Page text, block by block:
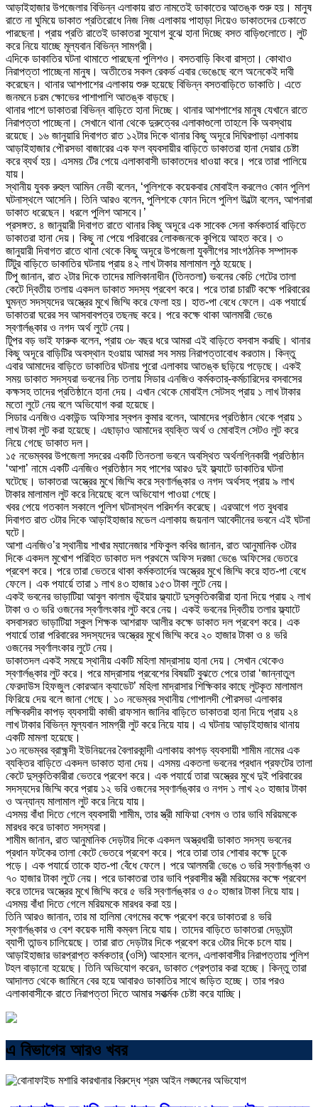
আড়াইহাজার উপজেলার বিভিন্ন এলাকায় রাত নামতেই ডাকাতের আতঙ্ক শুরু হয়। মানুষ
রাতে না ঘুমিয়ে ডাকাত প্রতিরোধে নিজ নিজ এলাকায় পাহাড়া দিয়েও ডাকাতদের ঢেকাতে
পারছেনা। প্রায় প্রতি রাতেই ডাকাতরা সুযোগ বুঝে হানা দিচ্ছে বসত বাড়িগুলোতে। লুট
করে নিয়ে যাচ্ছে মূল্যবান বিভিন্ন সামগ্রী।
এদিকে ডাকাতির ঘটনা থামাতে পারছেনা পুলিশও। বসতবাড়ি কিংবা রাস্তা। কোথাও
নিরাপত্তা পাচ্ছেনা মানুষ। অতীতের সকল রেকর্ড এবার ভেঙেছে বলে অনেকেই দাবী
করেছেন। থানার আশপাশের এলাকায় শুরু হয়েছে বিভিন্ন বসতবাড়িতে ডাকাতি। এতে
জনমনে চরম ক্ষোভের পাশাপাশি আতঙ্ক বাড়ছে।
থানার পাশে ডাকাতরা বিভিন্ন বাড়িতে হানা দিচ্ছে। থানার আশপাশের মানুষ যেখানে রাতে
নিরাপত্তা পাচ্ছেনা। সেখানে থানা থেকে দুরুত্বের এলাকাগুলো তাহলে কি অবস্থায়
রয়েছে। ১৬ জানুয়ারি দিবাগত রাত ১২টার দিকে থানার কিছু অদূরে দিঘিরপাড়া এলাকায়
আড়াইহাজার পৌরসভা বাজারের এক ফল ব্যবসায়ীর বাড়িতে ডাকাতরা হানা দেয়ার চেষ্টা
করে ব্যর্থ হয়। এসময় টেঁর পেয়ে এলাকাবাসী ডাকাতদের ধাওয়া করে। পরে তারা পালিয়ে
যায়।
স্থানীয় যুবক রুহুল আমিন নেভী বলেন, ‘পুলিশকে কয়েকবার মোবাইল করলেও কোন পুলিশ
ঘটনাস্থলে আসেনি। তিনি আরও বলেন, পুলিশকে ফোন দিলে পুলিশ উল্টো বলেন, আপনারা
ডাকাত ধরেছেন। ধরলে পুলিশ আসবে।’
প্রসঙ্গত. ৪ জানুয়ারী দিবাগত রাতে থানার কিছু অদূরে এক সাবেক সেনা কর্মকতার্র বাড়িতে
ডাকাতরা হানা দেয়। কিছু না পেয়ে পরিবারের লোকজনকে কুপিয়ে আহত করে। ৩
জানুয়ারী দিবাগত রাতে থানা থেকে কিছু অদূরে উপজেলা যুবলীগের সাংগঠনিক সম্পাদক
টিটুর বাড়িতে ডাকাতির ঘটনায় প্রায় ৪২ লাখ টাকার মালামাল লুঠ হয়েছে।
টিপু জানান, রাত ২টার দিকে তাদের মালিকানাধীন (তিনতলা) ভবনের কেচি গেটের তালা
কেটে দ্বিতীয় তলায় একদল ডাকাত সদস্য প্রবেশ করে। পরে তারা চারটি কক্ষে পরিবারের
ঘুমন্ত সদস্যদের অস্ত্রের মুখে জিম্মি করে ফেলা হয়। হাত-পা বেধে ফেলে। এক পযার্য়ে
ডাকাতরা ঘরের সব আসবাবপত্র তছনছ করে। পরে কক্ষে থাকা আলমারী ভেঙে
স্বণার্লঙ্কার ও নগদ অর্থ লুটে নেয়।
টিুপর বড় ভাই ফারুক বলেন, প্রায় ৩৮ বছর ধরে আমরা এই বাড়িতে বসবাস করছি। থানার
কিছু অদূরে বাড়িটির অবস্থান হওয়ায় আমরা সব সময় নিরাপত্তাবোধ করতাম। কিন্তু
এবার আমাদের বাড়িতে ডাকাতির ঘটনায় পুরো এলাকায় আতঙ্ক ছড়িয়ে পড়েছে। একই
সময় ডাকাত সদস্যরা ভবনের নিচ তলায় সিডার এনজিও কর্মকতার্-কর্মচারিদের বসবাসের
কক্ষসহ তাদের প্রতিষ্ঠানে হানা দেয়। এখান থেকে মোবাইল সেটসহ প্রায় ১ লাখ টাকার
মতো লুটে নেয় বলে অভিযোগ করা হয়েছে।
সিডার এনজিও একাউন্ড অফিসার স্বপন কুমার বলেন, আমাদের প্রতিষ্ঠান থেকে প্রায় ১
লাখ টাকা লুট করা হয়েছে। এছাড়াও আমাদের ব্যক্তি অর্থ ও মোবাইল সেটও লুট করে
নিয়ে গেছে ডাকাত দল।
১৫ নভেম্ববর উপজেলা সদরের একটি তিনতলা ভবনে অবস্থিত অর্থলগ্নিকারী প্রতিষ্ঠান
‘আশা’ নামে একটি এনজিও প্রতিষ্ঠান সহ পাশের আরও দুই ফ্ল্যাটে ডাকাতির ঘটনা
ঘটেছে। ডাকাতরা অস্ত্রের মুখে জিম্মি করে স্বণার্লঙ্কার ও নগদ অর্থসহ প্রায় ৯ লাখ
টাকার মালামাল লুট করে নিয়েছে বলে অভিযোগ পাওয়া গেছে।
খবর পেয়ে গতকাল সকালে পুলিশ ঘটনাস্থল পরিদর্শন করেছে। এরআগে গত বুধবার
দিবাগত রাত ৩টার দিকে আড়াইহাজার মডেল এলাকায় জয়নাল আবেদীনের ভবনে এই ঘটনা
ঘটে।
আশা এনজিও’র স্থানীয় শাখার ম্যানেজার শফিকুল কবির জানান, রাত আনুমানিক ৩টার
দিকে একদল মুখোশ পরিহিত ডাকাত দল প্রথমে অফিস দরজা ভেঙে অফিসের ভেতরে
প্রবেশ করে। পরে তারা ভেতরে থাকা কর্মকতার্দের অস্ত্রের মুখে জিম্মি করে হাত-পা বেধে
ফেলে। এক পযার্য়ে তারা ১ লাখ ৪৩ হাজার ১৫৩ টাকা লুটে নেয়।
একই ভবনের ভাড়াটিয়া আবুল কালাম ভূঁইয়ার ফ্ল্যাটে দুস্কৃতিকারীরা হানা দিয়ে প্রায় ২ লাখ
টাকা ও ৩ ভরি ওজনের স্বর্ণালংকার লুট করে নেয়। একই ভবনের দ্বিতীয় তলার ফ্ল্যাটে
বসবাসরত ভাড়াটিয়া স্কুল শিক্ষক আশরাফ আলীর কক্ষে ডাকাত দল প্রবেশ করে। এক
পযার্য়ে তারা পরিবারের সদস্যদের অস্ত্রের মুখে জিম্মি করে ২০ হাজার টাকা ও ৪ ভরি
ওজনের স্বর্ণালংকার লুটে নেয়।
ডাকাতদল একই সময়ে স্থানীয় একটি মহিলা মাদ্রাসায় হানা দেয়। সেখান থেকেও
স্বণার্লঙ্কার লুট করে। পরে মাদ্রাসায় প্রবেশের বিষয়টি বুঝতে পেরে তারা ‘জান্নাতুল
ফেরদাউস হিফজুল কোরআন ক্যাডেট’ মহিলা মাদ্রাসার শিক্ষিকার কাছে লুটকৃত মালামাল
ফিরিয়ে দেয় বলে জানা গেছে। ১০ নভেম্বর স্থানীয় গোপালদী পৌরসভা এলাকার
লক্ষিবরদীর কাপড় ব্যবসায়ী কাজী রাফসান জানির বাড়িতে ডাকাতরা হানা দিয়ে প্রায় ২৪
লাখ টাকার বিভিন্ন মূল্যবান সামগ্রী লুট করে নিয়ে যায়। এ ঘটনায় আড়াইহাজার থানায়
একটি মামলা হয়েছে।
১৩ নভেম্বর ব্রাহ্মন্দী ইউনিয়নের বৈলারকান্দী এলাকায় কাপড় ব্যবসায়ী শামীম নামের এক
ব্যক্তির বাড়িতে একদল ডাকাত হানা দেয়। এসময় একতলা ভবনের প্রধান প্রফটের তালা
কেটে দুস্কৃতিকারীরা ভেতরে প্রবেশ করে। এক পযার্য়ে তারা অস্ত্রের মুখে দুই পরিবারের
সদস্যদের জিম্মি করে প্রায় ১২ ভরি ওজনের স্বণার্লঙ্কার ও নগদ ১ লাখ ২০ হাজার টাকা
ও অন্যান্য মালামাল লুট করে নিয়ে যায়।
এসময় বাঁধা দিতে গেলে ব্যবসায়ী শামীম, তার স্ত্রী মাফিয়া বেগম ও তার ভাবি মরিয়মকে
মারধর করে ডাকাত সদস্যরা।
শামীম জানান, রাত আনুমানিক দেড়টার দিকে একদল অস্ত্রধারী ডাকাত সদস্য ভবনের
প্রধান ফটকের তালা কেটে ভেতরে প্রবেশ করে। পরে তারা তার শোবার কক্ষে ঢুকে
পড়ে। এক পযার্য়ে তাকে হাত-পা বেঁধে ফেলে। পরে আলমারী ভেঙে ৩ ভরি স্বণার্লঙ্কা ও
৭০ হাজার টাকা লুটে নেয়। পরে ডাকাতরা তার ভাবি প্রবাসীর স্ত্রী মরিয়মের কক্ষে প্রবেশ
করে তাদের অস্ত্রের মুখে জিম্মি করে ৫ ভরি স্বণার্লঙ্কার ও ৫০ হাজার টাকা নিয়ে যায়।
এসময় বাঁধা দিতে গেলে মরিয়মকে মারধর করা হয়।
তিনি আরও জানান, তার মা হালিমা বেগমের কক্ষে প্রবেশ করে ডাকাতরা ৪ ভরি
স্বণার্লঙ্কার ও বেশ কয়েক দামী কম্বল নিয়ে যায়। তাদের বাড়িতে ডাকাতরা দেড়ঘন্টা
ব্যাপী তান্ডব চালিয়েছে। তারা রাত দেড়টার দিকে প্রবেশ করে ৩টার দিকে চলে যায়।
আড়াইহাজার ভারপ্রাপ্ত কর্মকতার্ (ওসি) আহসান বলেন, এলাকাবাসীর নিরাপত্তায় পুলিশ
টহল বাড়ানো হয়েছে। তিনি অভিযোগ করেন, ডাকাত গ্রেপ্তার করা হচ্ছে। কিন্তু তারা
আদালত থেকে জামিনে বের হয়ে আবারও ডাকাতির সাথে জড়িত হচ্ছে। তার পরও
এলাকাবাসীকে রাতে নিরাপত্তা দিতে আমার সবার্ত্মক চেষ্টা করে যাচ্ছি।
এ বিভাগের আরও খবর